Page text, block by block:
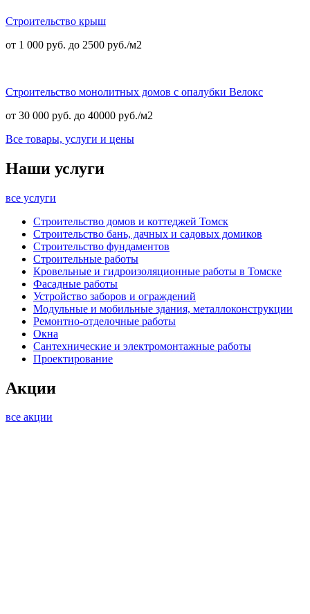
Строительство крыш
от 1 000 руб. до 2500 руб./м2
Строительство монолитных домов с опалубки Велокс
от 30 000 руб. до 40000 руб./м2
Все товары, услуги и цены
Наши услуги
все услуги
Строительство домов и коттеджей Томск
Строительство бань, дачных и садовых домиков
Строительство фундаментов
Строительные работы
Кровельные и гидроизоляционные работы в Томске
Фасадные работы
Устройство заборов и ограждений
Модульные и мобильные здания, металлоконструкции
Ремонтно-отделочные работы
Окна
Сантехнические и электромонтажные работы
Проектирование
Акции
все акции